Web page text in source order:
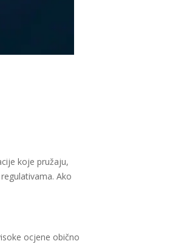
koje pružaju,
Ako
ocjene obično